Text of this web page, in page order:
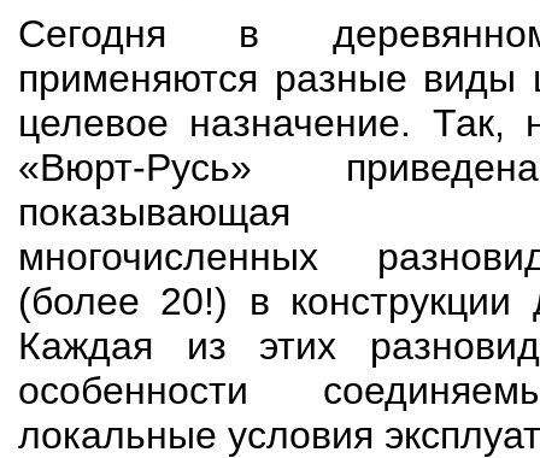
Сегодня в
применяются разные
целевое назначение. Так,
«Вюрт-Русь»
показывающая
многочисленных
(более 20!) в конструкции
Каждая из этих
особенности
локальные условия